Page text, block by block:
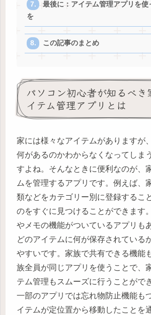
最後に：アイテム管理アプリを使
を
この記事のまとめ
パソコン初心者が知るべき
イテム管理アプリとは
家には様々なアイテムがありますが
何があるのかわからなくなってしま
すよね。そんなときに便利なのが、
ムを管理するアプリです。例えば、
類などをカテゴリー別に登録するこ
のをすぐに見つけることができます
やメモの機能がついているアプリも
どのアイテムに何が保存されている
やすいです。家族で共有できる機能
族全員が同じアプリを使うことで、
テム管理もスムーズに行うことがで
一部のアプリでは忘れ物防止機能も
イテムが定位置から移動したことを